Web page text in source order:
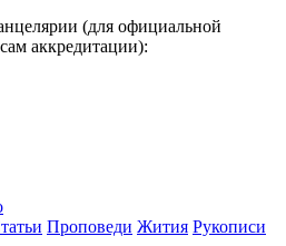
(для официальной
аккредитации):
Проповеди Жития Рукописи